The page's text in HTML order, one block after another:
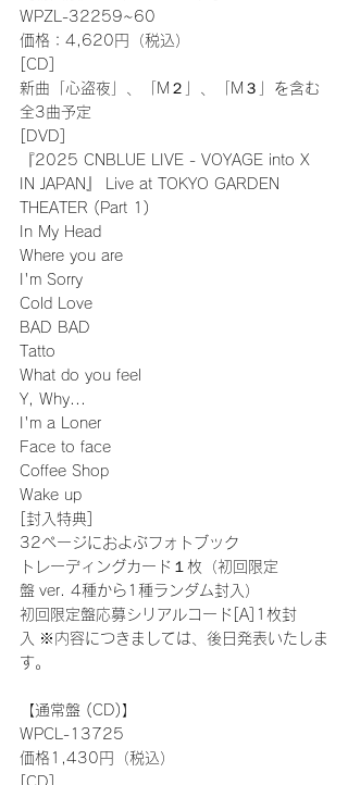
WPZL-32259~60
価格：4,620円（税込）
[CD]
新曲「心盗夜」、「M２」、「M３」を含む
全3曲予定
[DVD]
『2025 CNBLUE LIVE - VOYAGE into X
IN JAPAN』 Live at TOKYO GARDEN
THEATER (Part 1)
In My Head
Where you are
I'm Sorry
Cold Love
BAD BAD
Tatto
What do you feel
Y, Why...
I'm a Loner
Face to face
Coffee Shop
Wake up
[封入特典]
32ページにおよぶフォトブック
トレーディングカード１枚（初回限定
盤 ver. 4種から1種ランダム封入）
初回限定盤応募シリアルコード[A]1枚封
入 ※内容につきましては、後日発表いたしま
す。
【通常盤 (CD)】
WPCL-13725
価格1,430円（税込）